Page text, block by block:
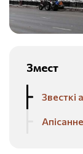
Змест
Звесткі
Апісанне